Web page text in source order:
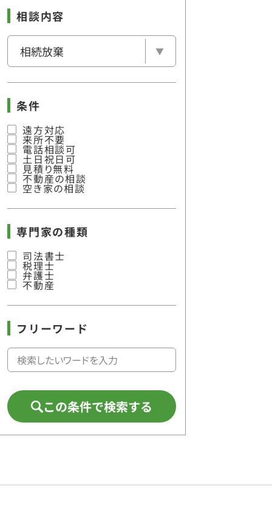
相談内容
条件
遠方対応
来所不要
電話相談可
土日祝日可
見積り無料
不動産の相談
空き家の相談
専門家の種類
司法書士
税理士
弁護士
不動産
フリーワード
この条件で検索する